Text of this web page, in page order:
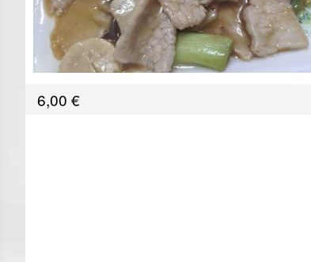
6,00 €